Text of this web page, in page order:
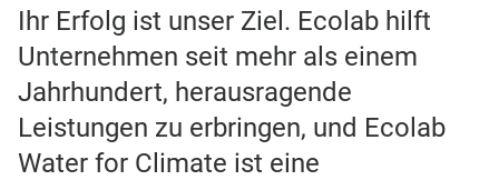
Ihr Erfolg ist unser Ziel. Ecolab hilft
Unternehmen seit mehr als einem
Jahrhundert, herausragende
Leistungen zu erbringen, und Ecolab
Water for Climate ist eine